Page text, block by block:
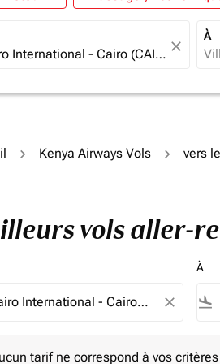
close
À
Kenya Airways Vols vers
vols aller-
close
À
flight_land
tarif ne correspond à vos